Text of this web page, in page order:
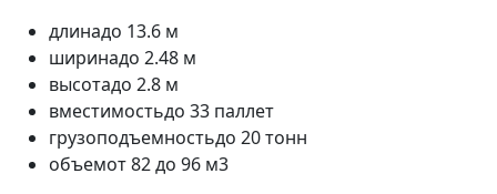
длинадо 13.6 м
ширинадо 2.48 м
высотадо 2.8 м
вместимостьдо 33 паллет
грузоподъемностьдо 20 тонн
объемот 82 до 96 м3